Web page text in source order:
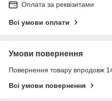
Оплата за реквізитами
Всі умови оплати
Умови повернення
Повернення товару впродовж
Всі умови повернення